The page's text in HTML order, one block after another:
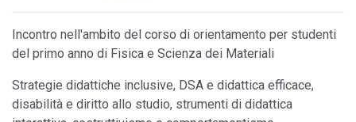
Incontro nell'ambito del corso di orientamento per studenti
del primo anno di Fisica e Scienza dei Materiali
Strategie didattiche inclusive, DSA e didattica efficace,
disabilità e diritto allo studio, strumenti di didattica